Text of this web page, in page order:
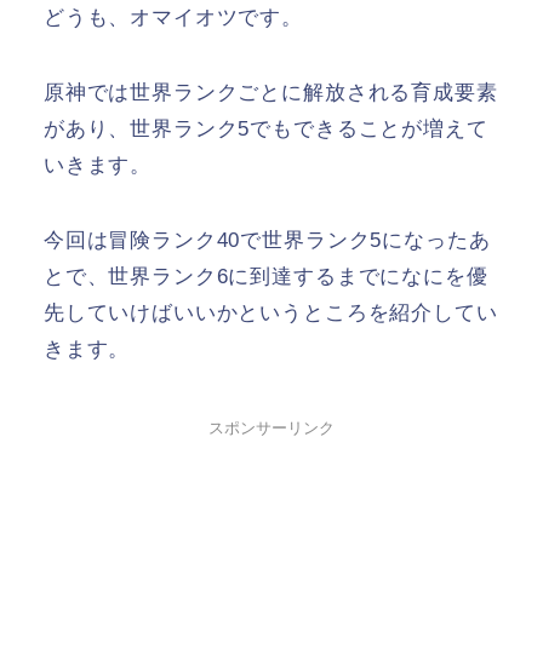
どうも、オマイオツです。
原神では世界ランクごとに解放される育成要素
があり、世界ランク5でもできることが増えて
いきます。
今回は冒険ランク40で世界ランク5になったあ
とで、世界ランク6に到達するまでになにを優
先していけばいいかというところを紹介してい
きます。
スポンサーリンク